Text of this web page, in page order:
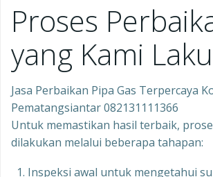
Proses
yang Kami
Jasa Perbaikan Pipa Gas Terpercaya
Pematangsiantar 082131111366
Untuk memastikan hasil terbaik,
dilakukan melalui beberapa tahapan:
Inspeksi awal untuk mengetahui